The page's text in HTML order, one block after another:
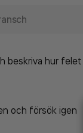
beskriva hur
och försök igen